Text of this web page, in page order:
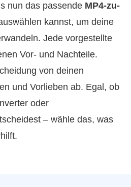
nun das passende MP4-zu-
kannst, um deine
Jede vorgestellte
Vor- und Nachteile.
von deinen
und Vorlieben ab. Egal, ob
oder
– wähle das, was